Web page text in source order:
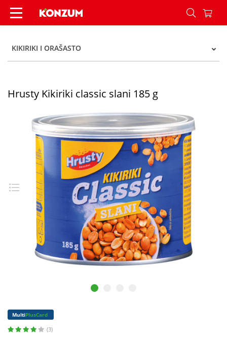
Hrusty Kikiriki classic slani 185 g - Konzum
KIKIRIKI I ORAŠASTO
Hrusty Kikiriki classic slani 185 g
MultiPlusCard
(3)